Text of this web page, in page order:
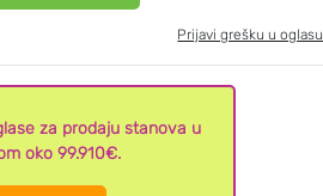
Prijavi grešku u oglasu
za prodaju stanova u
oko 99.910€.